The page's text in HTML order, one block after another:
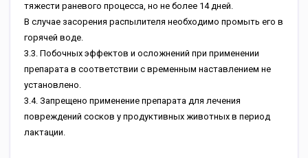
тяжести раневого процесса, но не более 14 дней.
В случае засорения распылителя необходимо промыть его в
горячей воде.
3.3. Побочных эффектов и осложнений при применении
препарата в соответствии с временным наставлением не
установлено.
3.4. Запрещено применение препарата для лечения
повреждений сосков у продуктивных животных в период
лактации.